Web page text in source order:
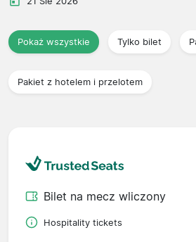
Pokaż wszystkie Tylko bilet
Pakiet z hotelem i przelotem
Bilet na mecz wliczony
Hospitality tickets